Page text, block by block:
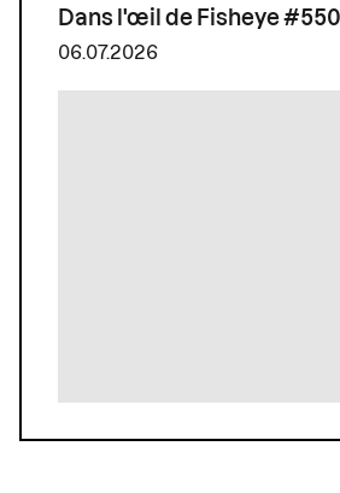
Dans l'œil de Fisheye #550
06.07.2026